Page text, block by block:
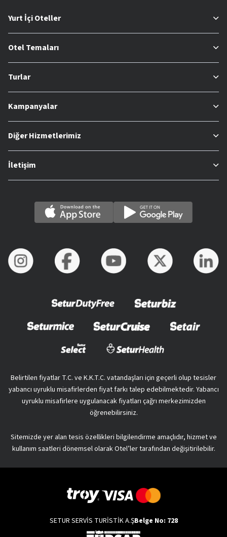
Yurt İçi Oteller
Otel Temaları
Turlar
Kampanyalar
Diğer Hizmetlerimiz
İletişim
Belirtilen fiyatlar T.C. ve K.K.T.C. vatandaşları için geçerli olup tesisler
yabancı uyruklu misafirlerden fiyat farkı talep edebilmektedir. Yabancı
uyruklu misafirlere uygulanacak fiyatları çağrı merkezimizden
öğrenebilirsiniz.
Sitemizde yer alan tesis özellikleri bilgilendirme amaçlıdır, hizmet ve
kullanım saatleri dönemsel olarak Otel’ler tarafından değişitirilebilir.
SETUR SERVİS TURİSTİK A.ŞBelge No: 728